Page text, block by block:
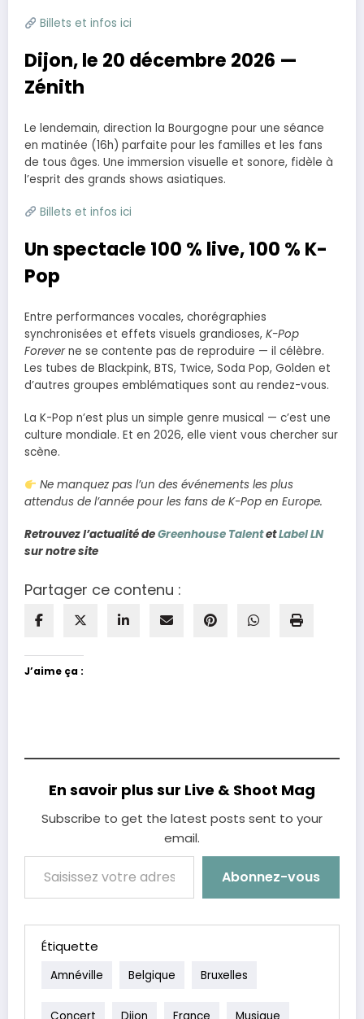
Billets et infos ici
Dijon, le 20 décembre 2026 —
Zénith
Le lendemain, direction la Bourgogne pour une séance
en matinée (16h) parfaite pour les familles et les fans
de tous âges. Une immersion visuelle et sonore, fidèle à
l’esprit des grands shows asiatiques.
Billets et infos ici
Un spectacle 100 % live, 100 % K-
Pop
Entre performances vocales, chorégraphies
synchronisées et effets visuels grandioses, K-Pop
Foreverne se contente pas de reproduire — il célèbre.
Les tubes de Blackpink, BTS, Twice, Soda Pop, Golden et
d’autres groupes emblématiques sont au rendez-vous.
La K-Pop n’est plus un simple genre musical — c’est une
culture mondiale. Et en 2026, elle vient vous chercher sur
scène.
Ne manquez pas l’un des événements les plus
attendus de l’année pour les fans de K-Pop en Europe.
Retrouvez l’actualité deGreenhouse TalentetLabel LN
sur notre site
Partager ce contenu :
J’aime ça :
En savoir plus sur Live & Shoot Mag
Subscribe to get the latest posts sent to your
email.
Saisissez votre adresse e-mail…
Abonnez-vous
Étiquette
Amnéville Belgique Bruxelles
Concert Dijon France Musique